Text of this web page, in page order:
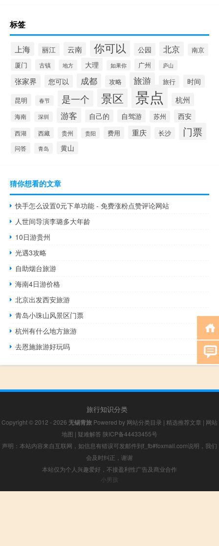
标签
上海 丽江 云南 你可以 公园 北京
南京
厦门
古镇 地方 大理 如果你 广州 庐山
张家界 您可以 成都 攻略 旅游 旅行 时间
昆明 春节 是一个 景区 景点 杭州
海南 深圳 游客 自己的 自驾游 苏州 西安
西湖 西藏 贵州 贵阳 费用 重庆 长沙 门票
问答 青岛 黄山
猜你想看的文章
快手怎么设置0元下单功能 - 免费涨粉点赞评论网站
人世间导演李璐多大年龄
10日游贵州
光遇3攻略
自助烟台旅游
海南4日游价格
北京出发西安旅游
青岛小珠山风景区门票
杭州有什么地方旅游
去恩施旅游好玩吗
旅行知识分类
Copyright © 2012 - 2026 无锡青旅 Powered by 网站分类目录 | 精选推荐文章 | 网站
地图 | 疑难解答 陕ICP备44433455号
声明：本站内容来自互联网，如信息有错误可发邮件到f_fb#foxmail.com说明，我们
会及时纠正，谢谢
本站仅为个人兴趣爱好，不接盈利性广告及商业合作
小男孩